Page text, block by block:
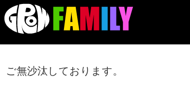
ご無沙汰しております。